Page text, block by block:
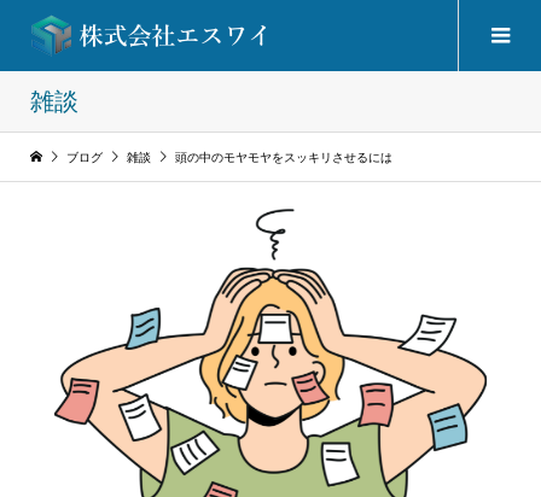
雑談
ブログ 雑談 頭の中のモヤモヤをスッキリさせるには